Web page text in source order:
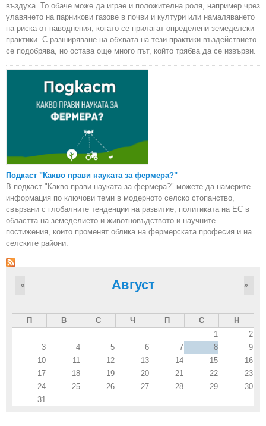
въздуха. То обаче може да играе и положителна роля, например чрез
улавянето на парникови газове в почви и култури или намаляването
на риска от наводнения, когато се прилагат определени земеделски
практики. С разширяване на обхвата на тези практики въздействието
се подобрява, но остава още много път, който трябва да се извърви.
Подкаст "Какво прави науката за фермера?"
В подкаст "Какво прави науката за фермера?" можете да намерите
информация по ключови теми в модерното селско стопанство,
свързани с глобалните тенденции на развитие, политиката на ЕС в
областта на земеделието и животновъдството и научните
постижения, които променят облика на фермерската професия и на
селските райони.
Август
« »
П В С Ч П С
Н
1
2
3
4 5 6 7 8
9
10
11 12 13 14 15
16
17
18 19 20 21 22
23
24
25 26 27 28 29
30
31